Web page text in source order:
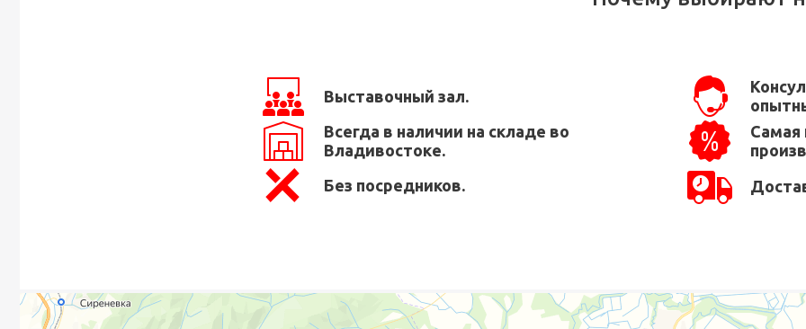
Выставочный зал.
Всегда в наличии на складе во
Владивостоке.
Самая
Без посредников.